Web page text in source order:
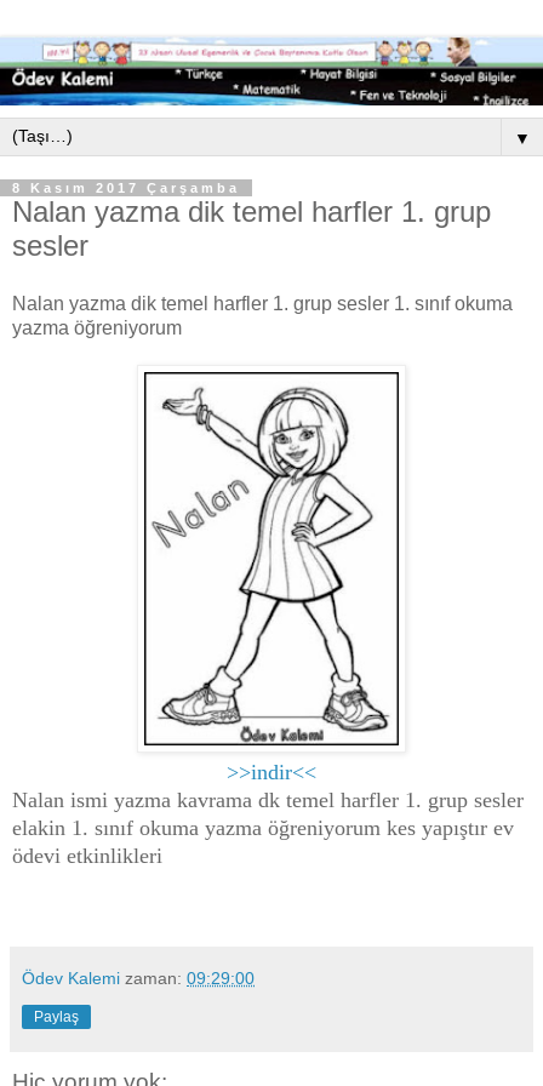
▼
8 Kasım 2017 Çarşamba
Nalan yazma dik temel harfler 1. grup
sesler
Nalan yazma dik temel harfler 1. grup sesler 1. sınıf okuma
yazma öğreniyorum
>>indir<<
Nalan ismi yazma kavrama dk temel harfler 1. grup sesler
elakin 1. sınıf okuma yazma öğreniyorum kes yapıştır ev
ödevi etkinlikleri
Ödev Kalemi zaman: 09:29:00
Paylaş